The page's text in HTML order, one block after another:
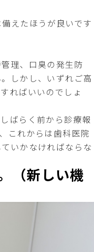
えたほうが良いです
理、口臭の発生防
しかし、いずれご高
ればいいのでしょ
ばらく前から診療報
これからは歯科医院
いかなければならな
（新しい機